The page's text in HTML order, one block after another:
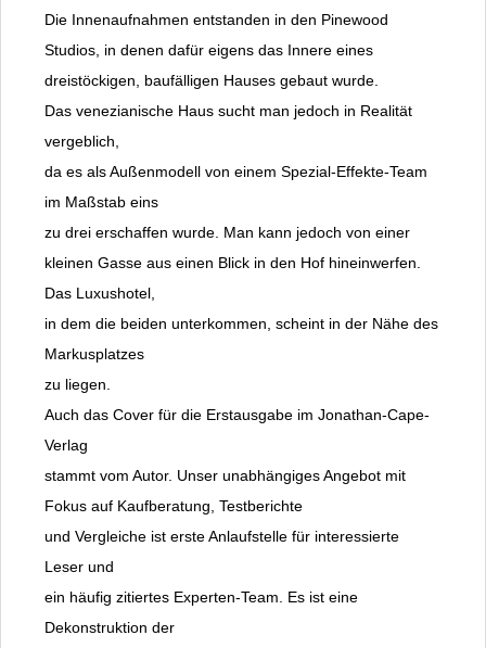
Die Innenaufnahmen entstanden in den Pinewood
Studios, in denen dafür eigens das Innere eines
dreistöckigen, baufälligen Hauses gebaut wurde.
Das venezianische Haus sucht man jedoch in Realität
vergeblich,
da es als Außenmodell von einem Spezial-Effekte-Team
im Maßstab eins
zu drei erschaffen wurde. Man kann jedoch von einer
kleinen Gasse aus einen Blick in den Hof hineinwerfen.
Das Luxushotel,
in dem die beiden unterkommen, scheint in der Nähe des
Markusplatzes
zu liegen.
Auch das Cover für die Erstausgabe im Jonathan-Cape-
Verlag
stammt vom Autor. Unser unabhängiges Angebot mit
Fokus auf Kaufberatung, Testberichte
und Vergleiche ist erste Anlaufstelle für interessierte
Leser und
ein häufig zitiertes Experten-Team. Es ist eine
Dekonstruktion der